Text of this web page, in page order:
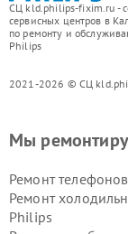
СЦ kld.philips-fixim.ru -
сервисных центров в
по ремонту и
Philips
2021-2026 © СЦ
Мы
Ремонт
Ремонт
Philips